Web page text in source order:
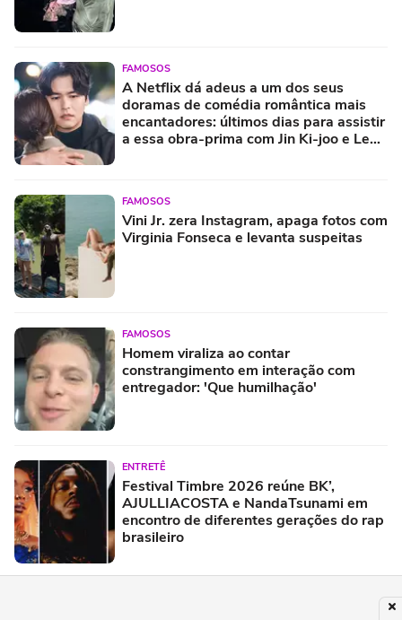
FAMOSOS
A Netflix dá adeus a um dos seus
doramas de comédia romântica mais
encantadores: últimos dias para assistir
a essa obra-prima com Jin Ki-joo e Lee
FAMOSOS
Vini Jr. zera Instagram, apaga fotos com
Virginia Fonseca e levanta suspeitas
FAMOSOS
Homem viraliza ao contar
constrangimento em interação com
entregador: 'Que humilhação'
ENTRETÊ
Festival Timbre 2026 reúne BK’,
AJULLIACOSTA e NandaTsunami em
encontro de diferentes gerações do rap
brasileiro